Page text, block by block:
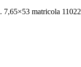
7,65×53 matricola 11022